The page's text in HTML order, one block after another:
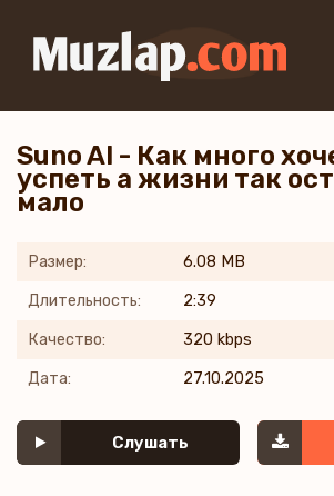
Suno AI - Как много
успеть а жизни так
мало
Размер: 6.08 MB
Длительность: 2:39
Качество: 320 kbps
Дата: 27.10.2025
Слушать